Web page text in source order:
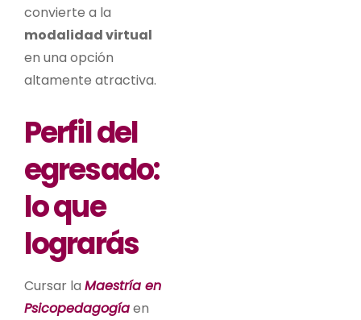
convierte a la
modalidad virtual
en una opción
altamente atractiva.
Perfil del
egresado:
lo que
lograrás
Cursar la Maestría en
Psicopedagogíaen